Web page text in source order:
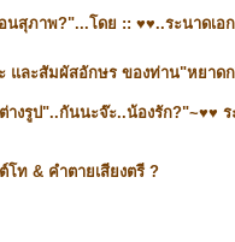
นสุภาพ?"...โดย :: ♥♥..ระนาดเอ
และสัมผัสอักษร ของท่าน"หยาด
งรูป"..กันนะจ๊ะ..น้องรัก?"~♥♥ ร
โท & คำตายเสียงตรี ?